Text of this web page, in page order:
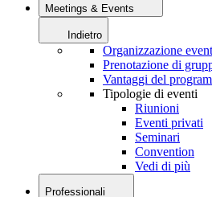
Meetings & Events
Indietro
Organizzazione
Prenotazione di
Vantaggi del
Tipologie di eventi
Riunioni
Eventi privati
Seminari
Convention
Vedi di più
Professionali